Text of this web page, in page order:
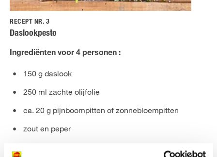
RECEPT NR. 3
Daslookpesto
Ingrediënten voor 4 personen :
150 g daslook
250 ml zachte olijfolie
ca. 20 g pijnboompitten of zonnebloempitten
zout en peper
Bereiding :